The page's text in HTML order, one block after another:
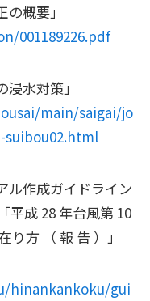
の概要」
001189226.pdf
浸水対策」
main/saigai/jo
ル作成ガイドライン
「平成 28 年台⾵第 10
⽅ （ 報 告 ）」
hinankankoku/gui